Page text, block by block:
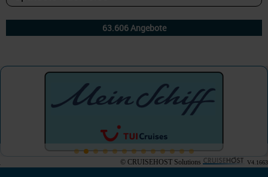
© CRUISEHOST Solutions V4.1663